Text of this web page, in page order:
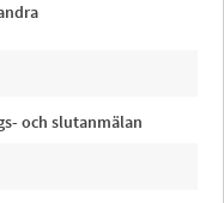
och slutanmälan